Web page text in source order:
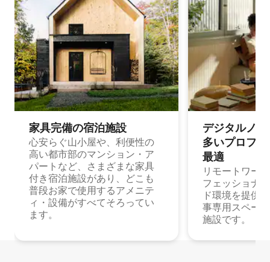
家具完備の宿⁠泊⁠施⁠設
心安らぐ山小屋や、利便性の
高い都市部のマンション・ア
パートなど、さまざまな家具
付き宿泊施設があり、どこも
普段お家で使用するアメニテ
ィ・設備がすべてそろってい
ます。
デジタルノ
多⁠いプ⁠ロ⁠フ⁠
最⁠適
リモートワー
フェッショナ
ド環境を提供
事専用スペー
施設です。